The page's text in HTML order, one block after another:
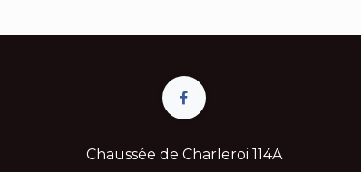
Chaussée de Charleroi 114A